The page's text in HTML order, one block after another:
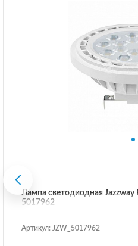
Лампа светодиодная Jazzway
5017962
Артикул: JZW_5017962